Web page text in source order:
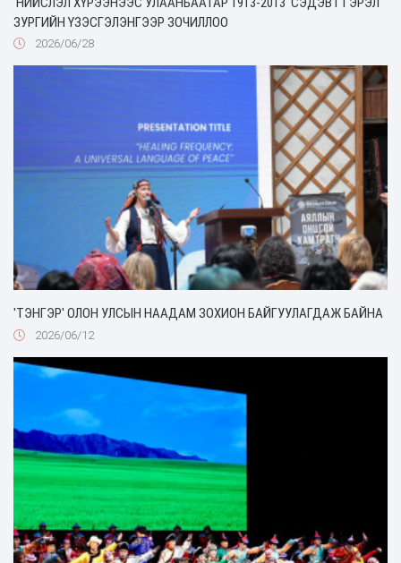
ЗУРГИЙН ҮЗЭСГЭЛЭНГЭЭР ЗОЧИЛЛОО
2026/06/28
'ТЭНГЭР' ОЛОН УЛСЫН НААДАМ ЗОХИОН БАЙГУУЛАГДАЖ БАЙНА
2026/06/12